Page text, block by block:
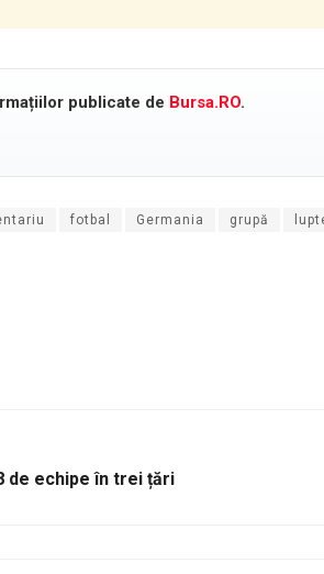
publicate de Bursa.RO.
fotbal Germania grupă
de echipe în trei țări